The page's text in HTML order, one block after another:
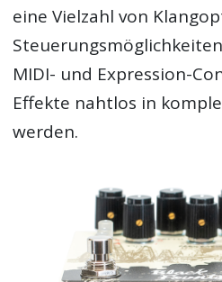
eine Vielzahl von
MIDI- und Expression-
Effekte nahtlos in
werden.